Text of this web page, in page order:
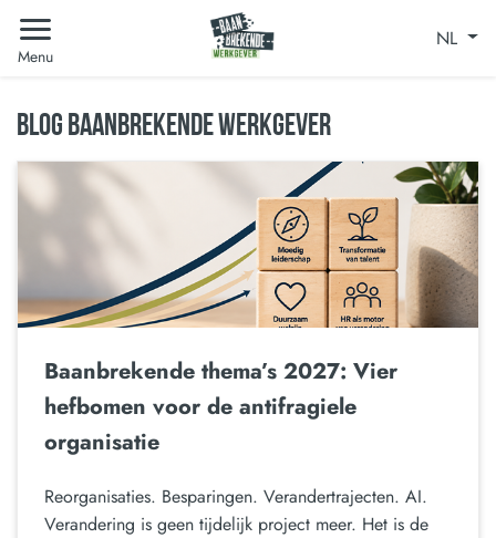
Menu
NL
BLOG BAANBREKENDE WERKGEVER
Baanbrekende thema’s 2027: Vier
hefbomen voor de antifragiele
organisatie
Reorganisaties. Besparingen. Verandertrajecten. AI.
Verandering is geen tijdelijk project meer. Het is de